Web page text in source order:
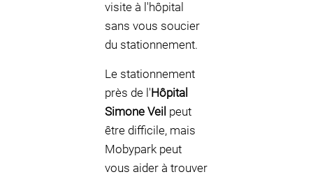
visite à l'hôpital
sans vous soucier
du stationnement.
Le stationnement
près de l'Hôpital
Simone Veil peut
être difficile, mais
Mobypark peut
vous aider à trouver